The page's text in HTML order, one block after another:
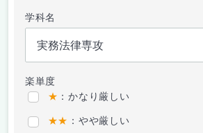
学科名
楽単度
★ ：かなり厳しい
★★ ：やや厳しい